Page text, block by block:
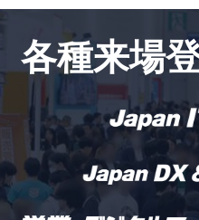
各種来場